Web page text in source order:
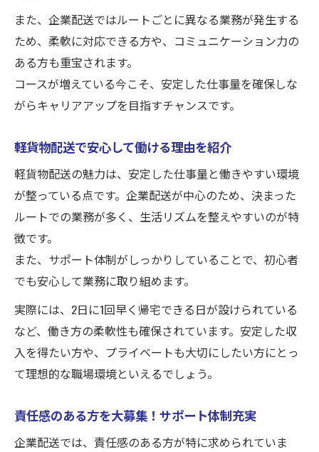
また、企業配送ではルートごとに異なる業務が発生する
ため、柔軟に対応できる方や、コミュニケーション力の
ある方も重宝されます。
コースが増えている今こそ、安定した仕事量を確保しな
がらキャリアアップを目指すチャンスです。
軽貨物配送で安心して働ける理由を紹介
軽貨物配送の魅力は、安定した仕事量と働きやすい環境
が整っている点です。企業配送が中心のため、決まった
ルートでの業務が多く、生活リズムを整えやすいのが特
徴です。
また、サポート体制がしっかりしていることで、初心者
でも安心して業務に取り組めます。
実際には、2日に1回早く帰宅できる日が設けられている
など、働き方の柔軟性も確保されています。安定した収
入を得たい方や、プライベートも大切にしたい方にとっ
て理想的な職場環境といえるでしょう。
責任感のある方を大募集！サポート体制充実
企業配送では、責任感のある方が特に求められていま